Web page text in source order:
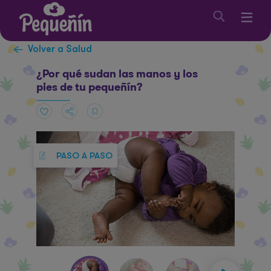
Volver a Salud
¿Por qué sudan las manos y los
pies de tu pequeñín?
PASO A PASO